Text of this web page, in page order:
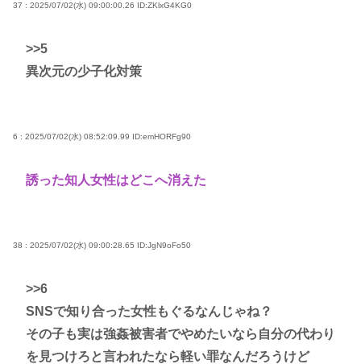
37 : 2025/07/02(水) 09:00:00.26 ID:ZKlxG4KG0
>>5
異次元の少子化対策
6 : 2025/07/02(水) 08:52:09.99 ID:emHORFg90
誘った知人女性はどこへ消えた
38 : 2025/07/02(水) 09:00:28.65 ID:JgN9oFo50
>>6
SNSで知り合った女性もぐるなんじゃね？
その子も実は強姦被害者でやめたいなら自分の代わり
を見つけろと言われたなら軽い罪なんだろうけど